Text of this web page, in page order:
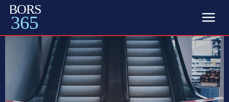
BORS
365